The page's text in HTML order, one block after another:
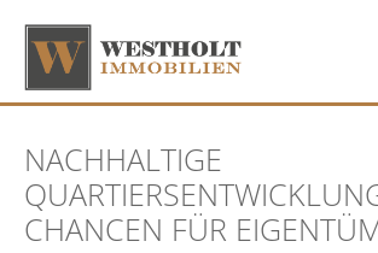
NACHHALTIGE
CHANCEN FÜR